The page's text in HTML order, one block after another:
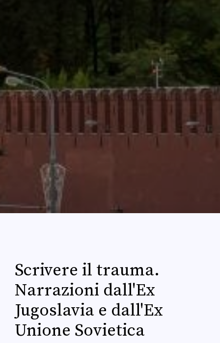
Scrivere il trauma.
Narrazioni dall'Ex
Jugoslavia e dall'Ex
Unione Sovietica